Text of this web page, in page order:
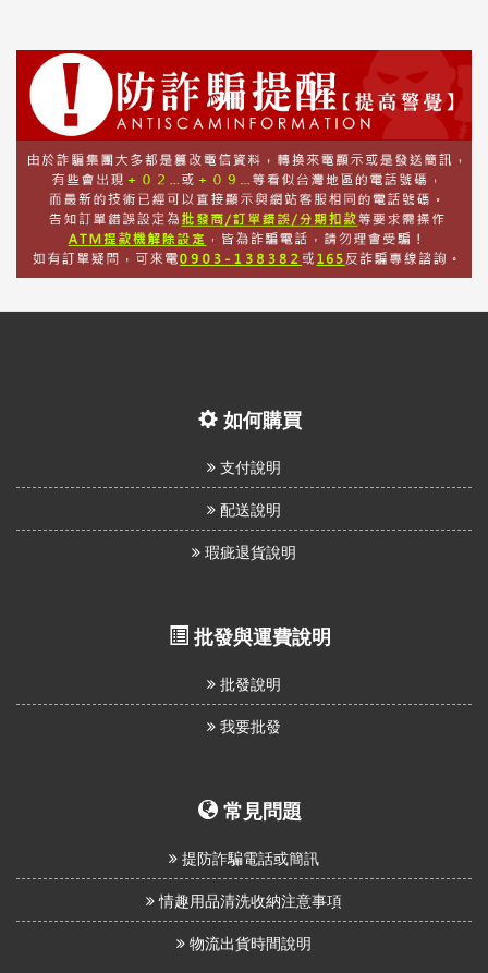
如何購買
支付說明
配送說明
瑕疵退貨說明
批發與運費說明
批發說明
我要批發
常見問題
提防詐騙電話或簡訊
情趣用品清洗收納注意事項
物流出貨時間說明